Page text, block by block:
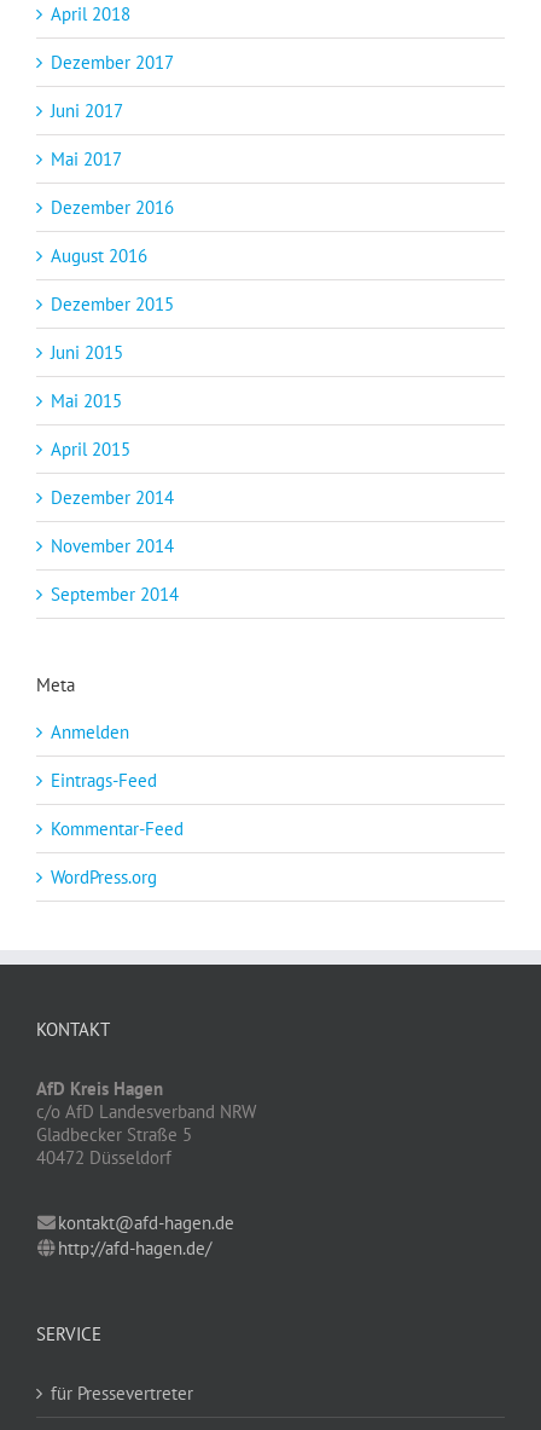
April 2018
Dezember 2017
Juni 2017
Mai 2017
Dezember 2016
August 2016
Dezember 2015
Juni 2015
Mai 2015
April 2015
Dezember 2014
November 2014
September 2014
Meta
Anmelden
Eintrags-Feed
Kommentar-Feed
WordPress.org
KONTAKT
AfD Kreis Hagen
c/o AfD Landesverband NRW
Gladbecker Straße 5
40472 Düsseldorf
kontakt@afd-hagen.de
http://afd-hagen.de/
SERVICE
für Pressevertreter